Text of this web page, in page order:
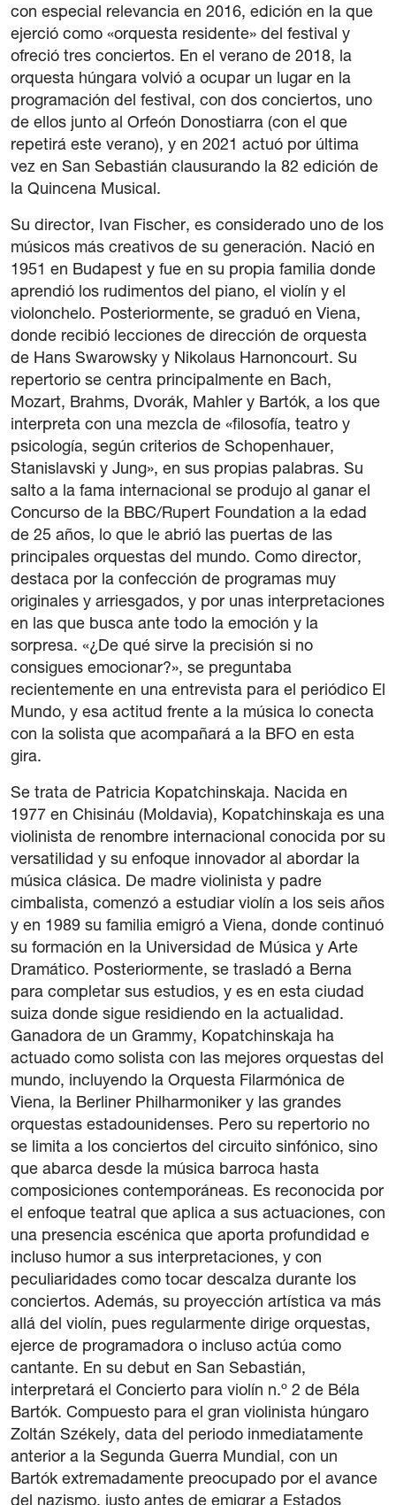
con especial relevancia en 2016, edición en la que
ejerció como «orquesta residente» del festival y
ofreció tres conciertos. En el verano de 2018, la
orquesta húngara volvió a ocupar un lugar en la
programación del festival, con dos conciertos, uno
de ellos junto al Orfeón Donostiarra (con el que
repetirá este verano), y en 2021 actuó por última
vez en San Sebastián clausurando la 82 edición de
la Quincena Musical.
Su director, Ivan Fischer, es considerado uno de los
músicos más creativos de su generación. Nació en
1951 en Budapest y fue en su propia familia donde
aprendió los rudimentos del piano, el violín y el
violonchelo. Posteriormente, se graduó en Viena,
donde recibió lecciones de dirección de orquesta
de Hans Swarowsky y Nikolaus Harnoncourt. Su
repertorio se centra principalmente en Bach,
Mozart, Brahms, Dvorák, Mahler y Bartók, a los que
interpreta con una mezcla de «filosofía, teatro y
psicología, según criterios de Schopenhauer,
Stanislavski y Jung», en sus propias palabras. Su
salto a la fama internacional se produjo al ganar el
Concurso de la BBC/Rupert Foundation a la edad
de 25 años, lo que le abrió las puertas de las
principales orquestas del mundo. Como director,
destaca por la confección de programas muy
originales y arriesgados, y por unas interpretaciones
en las que busca ante todo la emoción y la
sorpresa. «¿De qué sirve la precisión si no
consigues emocionar?», se preguntaba
recientemente en una entrevista para el periódico El
Mundo, y esa actitud frente a la música lo conecta
con la solista que acompañará a la BFO en esta
gira.
Se trata de Patricia Kopatchinskaja. Nacida en
1977 en Chisináu (Moldavia), Kopatchinskaja es una
violinista de renombre internacional conocida por su
versatilidad y su enfoque innovador al abordar la
música clásica. De madre violinista y padre
cimbalista, comenzó a estudiar violín a los seis años
y en 1989 su familia emigró a Viena, donde continuó
su formación en la Universidad de Música y Arte
Dramático. Posteriormente, se trasladó a Berna
para completar sus estudios, y es en esta ciudad
suiza donde sigue residiendo en la actualidad.
Ganadora de un Grammy, Kopatchinskaja ha
actuado como solista con las mejores orquestas del
mundo, incluyendo la Orquesta Filarmónica de
Viena, la Berliner Philharmoniker y las grandes
orquestas estadounidenses. Pero su repertorio no
se limita a los conciertos del circuito sinfónico, sino
que abarca desde la música barroca hasta
composiciones contemporáneas. Es reconocida por
el enfoque teatral que aplica a sus actuaciones, con
una presencia escénica que aporta profundidad e
incluso humor a sus interpretaciones, y con
peculiaridades como tocar descalza durante los
conciertos. Además, su proyección artística va más
allá del violín, pues regularmente dirige orquestas,
ejerce de programadora o incluso actúa como
cantante. En su debut en San Sebastián,
interpretará el Concierto para violín n.º 2 de Béla
Bartók. Compuesto para el gran violinista húngaro
Zoltán Székely, data del periodo inmediatamente
anterior a la Segunda Guerra Mundial, con un
Bartók extremadamente preocupado por el avance